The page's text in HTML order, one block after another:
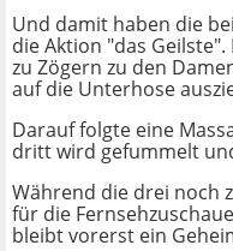
Und damit haben die
die Aktion "das
zu Zögern zu den
auf die Unterhose
Darauf folgte eine
dritt wird gefummelt
Während die drei noch
für die
bleibt vorerst ein